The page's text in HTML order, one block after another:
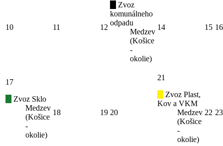
10 11 12
Zvoz
komunálneho
odpadu
Medzev
(Košice
-
okolie)
14 15 16
17
Zvoz Sklo
Medzev
(Košice
-
okolie)
18 19 20
21
Zvoz Plast,
Kov a VKM
Medzev
(Košice
-
okolie)
22 23